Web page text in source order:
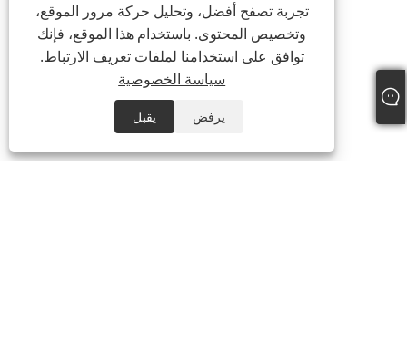
تجربة تصفح أفضل، وتحليل حركة مرور الموقع،
وتخصيص المحتوى. باستخدام هذا الموقع، فإنك
توافق على استخدامنا لملفات تعريف الارتباط.
سياسة الخصوصية
يرفض يقبل